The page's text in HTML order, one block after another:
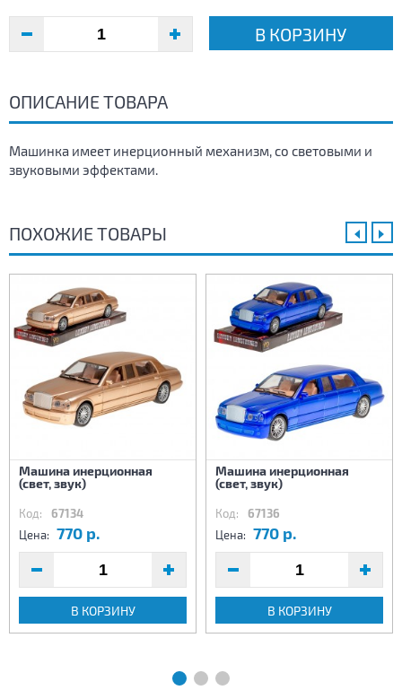
В КОРЗИНУ
ОПИСАНИЕ ТОВАРА
Машинка имеет инерционный механизм, со световыми и
звуковыми эффектами.
ПОХОЖИЕ ТОВАРЫ
Машина инерционная
(свет, звук)
Код: 67134
Цена: 770 р.
В КОРЗИНУ
Машина инерционная
(свет, звук)
Код: 67136
Цена: 770 р.
В КОРЗИНУ